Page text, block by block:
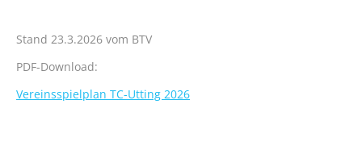
Stand 23.3.2026 vom BTV
PDF-Download:
Vereinsspielplan TC-Utting 2026